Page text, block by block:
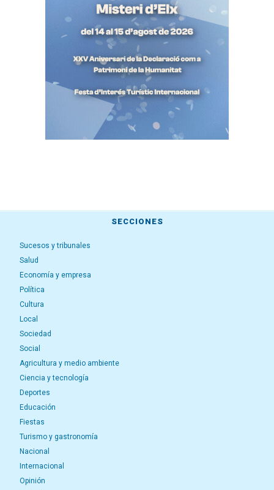
SECCIONES
Sucesos y tribunales
Salud
Economía y empresa
Política
Cultura
Local
Sociedad
Social
Agricultura y medio ambiente
Ciencia y tecnología
Deportes
Educación
Fiestas
Turismo y gastronomía
Nacional
Internacional
Opinión